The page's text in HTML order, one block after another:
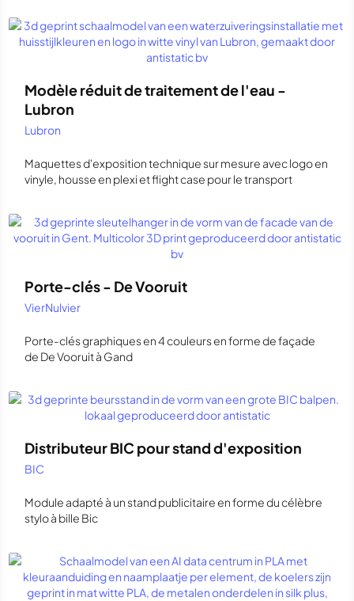
Modèle réduit de traitement de l'eau -
Lubron
Lubron
Maquettes d'exposition technique sur mesure avec logo en
vinyle, housse en plexi et flight case pour le transport
Porte-clés - De Vooruit
VierNulvier
Porte-clés graphiques en 4 couleurs en forme de façade
de De Vooruit à Gand
Distributeur BIC pour stand d'exposition
BIC
Module adapté à un stand publicitaire en forme du célèbre
stylo à bille Bic